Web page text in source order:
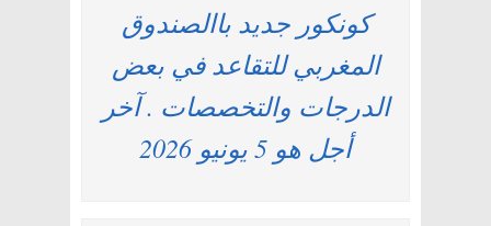
كونكور جديد باالصندوق
المغربي للتقاعد في بعض
الدرجات والتخصصات . آخر
أجل هو 5 يونيو 2026